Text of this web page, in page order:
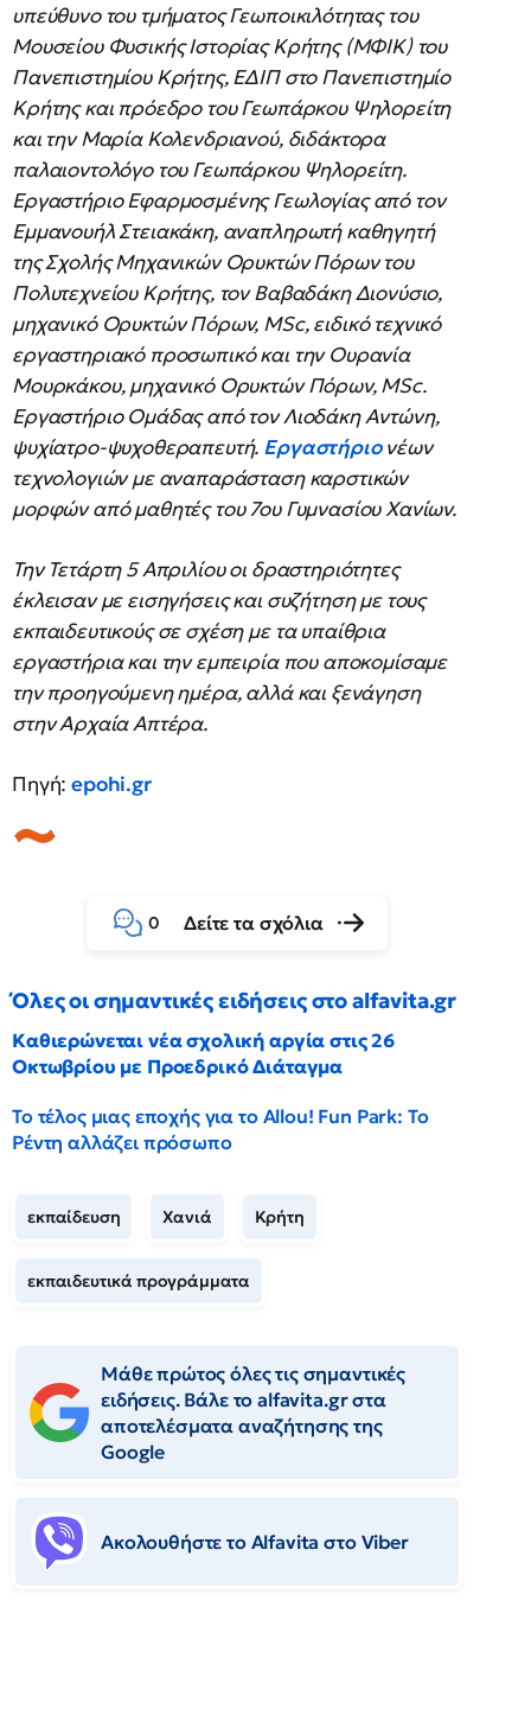
υπεύθυνο του τμήματος Γεωποικιλότητας του
Μουσείου Φυσικής Ιστορίας Κρήτης (ΜΦΙΚ) του
Πανεπιστημίου Κρήτης, ΕΔΙΠ στο Πανεπιστημίο
Κρήτης και πρόεδρο του Γεωπάρκου Ψηλορείτη
και την Μαρία Κολενδριανού, διδάκτορα
παλαιοντολόγο του Γεωπάρκου Ψηλορείτη.
Εργαστήριο Εφαρμοσμένης Γεωλογίας από τον
Εμμανουήλ Στειακάκη, αναπληρωτή καθηγητή
της Σχολής Μηχανικών Ορυκτών Πόρων του
Πολυτεχνείου Κρήτης, τον Βαβαδάκη Διονύσιο,
μηχανικό Ορυκτών Πόρων, MSc, ειδικό τεχνικό
εργαστηριακό προσωπικό και την Ουρανία
Μουρκάκου, μηχανικό Ορυκτών Πόρων, MSc.
Εργαστήριο Ομάδας από τον Λιοδάκη Αντώνη,
ψυχίατρο-ψυχοθεραπευτή. Εργαστήριονέων
τεχνολογιών με αναπαράσταση καρστικών
μορφών από μαθητές του 7ου Γυμνασίου Χανίων.
Την Τετάρτη 5 Απριλίου οι δραστηριότητες
έκλεισαν με εισηγήσεις και συζήτηση με τους
εκπαιδευτικούς σε σχέση με τα υπαίθρια
εργαστήρια και την εμπειρία που αποκομίσαμε
την προηγούμενη ημέρα, αλλά και ξενάγηση
στην Αρχαία Απτέρα.
Πηγή:epohi.gr
0 Δείτε τα σχόλια
Όλες οι σημαντικές ειδήσεις στο alfavita.gr
Καθιερώνεται νέα σχολική αργία στις 26
Οκτωβρίου με Προεδρικό Διάταγμα
Το τέλος μιας εποχής για το Allou! Fun Park: Το
Ρέντη αλλάζει πρόσωπο
εκπαίδευση Χανιά Κρήτη
εκπαιδευτικά προγράμματα
Μάθε πρώτος όλες τις σημαντικές
ειδήσεις. Βάλε το alfavita.gr στα
αποτελέσματα αναζήτησης της
Google
Ακολουθήστε το Αlfavita στο Viber